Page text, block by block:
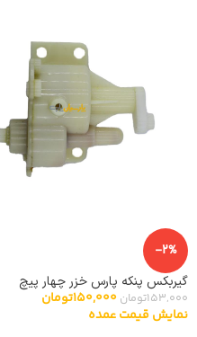
-5%
تایمر لباسشویی سه سیم سوکتی بازوکج
342,000تومان 325,000تومان
نمایش قیمت عمده